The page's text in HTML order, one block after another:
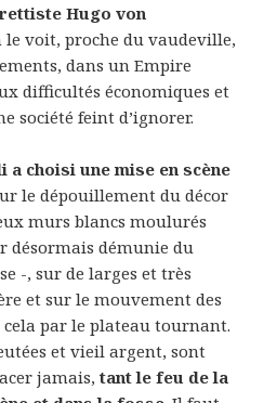
Hugo von
le voit, proche du vaudeville,
dans un Empire
difficultés économiques et
société feint d’ignorer.
choisi une mise en scène
le dépouillement du décor
murs blancs moulurés
désormais démunie du
-, sur de larges et très
et sur le mouvement des
cela par le plateau tournant.
et vieil argent, sont
jamais,tant le feu de la